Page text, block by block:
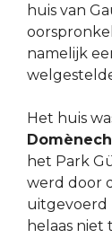
huis van
namelijk
Het huis
Domènech
het Park
werd door
uitgevoerd
helaas